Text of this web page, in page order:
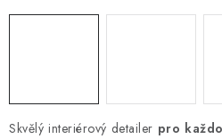
BYDLENÍ
Skvělý interiérový detailer pro